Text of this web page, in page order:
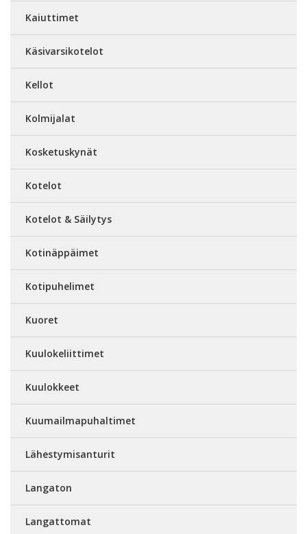
Kaiuttimet
Käsivarsikotelot
Kellot
Kolmijalat
Kosketuskynät
Kotelot
Kotelot & Säilytys
Kotinäppäimet
Kotipuhelimet
Kuoret
Kuulokeliittimet
Kuulokkeet
Kuumailmapuhaltimet
Lähestymisanturit
Langaton
Langattomat